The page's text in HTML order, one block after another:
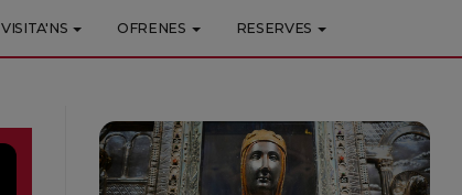
VISITA'NS OFRENES RESERVES